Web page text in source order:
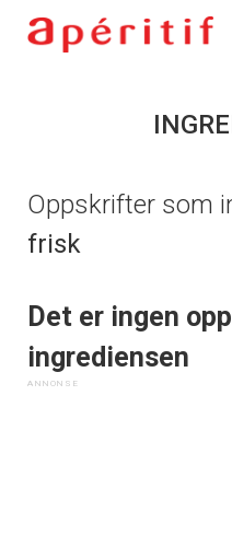
Oppskrifter som
frisk
Det er ingen
ingrediensen